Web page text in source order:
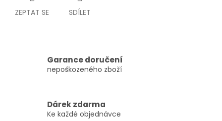
ZEPTAT SE SDÍLET
Garance doručení
nepoškozeného zboží
Dárek zdarma
Ke každé objednávce